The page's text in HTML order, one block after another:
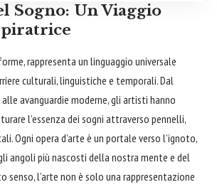
Sogno: Un Viaggio
rappresenta un linguaggio universale
culturali, linguistiche e temporali. Dal
avanguardie moderne, gli artisti hanno
l’essenza dei sogni attraverso pennelli,
Ogni opera d’arte è un portale verso l’ignoto,
angoli più nascosti della nostra mente e del
senso, l’arte non è solo una rappresentazione